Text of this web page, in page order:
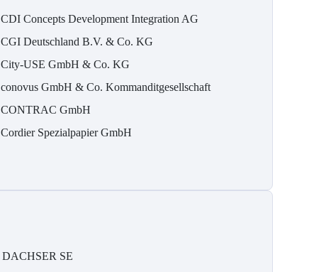
CDI Concepts Development Integration AG
CGI Deutschland B.V. & Co. KG
City-USE GmbH & Co. KG
conovus GmbH & Co. Kommanditgesellschaft
CONTRAC GmbH
Cordier Spezialpapier GmbH
DACHSER SE